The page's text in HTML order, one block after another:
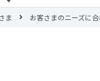
ま お客さまのニーズに